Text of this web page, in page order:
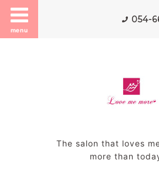
menu
054-
The salon that loves
more than